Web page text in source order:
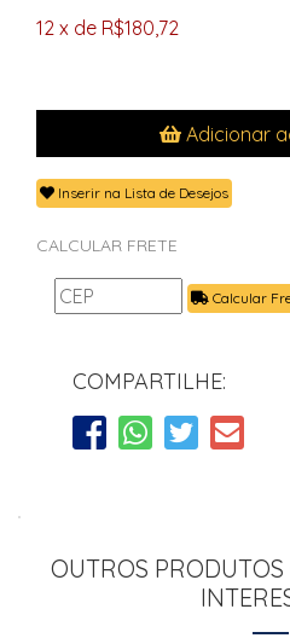
12 x de R$180,72
Adicionar
Inserir na Lista de Desejos
CALCULAR FRETE
Calcular
COMPARTILHE:
OUTROS